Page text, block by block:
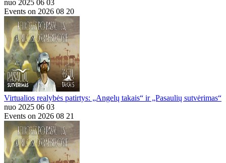
nuo 2025 06 03
Events on 2026 08 20
Virtualios realybės patirtys: „Angelų takais“ ir „Pasaulių sutvėrimas“
nuo 2025 06 03
Events on 2026 08 21